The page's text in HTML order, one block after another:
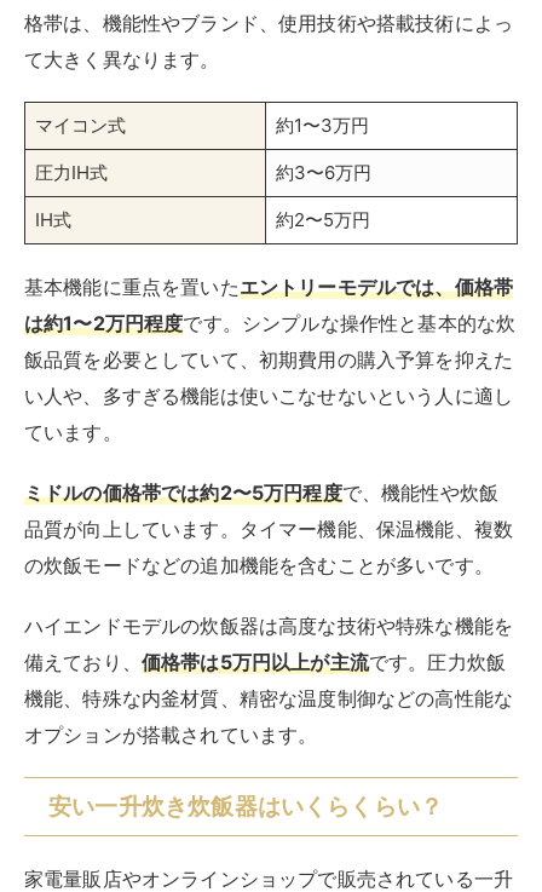
格帯は、機能性やブランド、使用技術や搭載技術によっ
て大きく異なります。
マイコン式 約1〜3万円
圧力IH式 約3〜6万円
IH式 約2〜5万円
基本機能に重点を置いたエントリーモデルでは、価格帯
は約1〜2万円程度です。シンプルな操作性と基本的な炊
飯品質を必要としていて、初期費用の購入予算を抑えた
い人や、多すぎる機能は使いこなせないという人に適し
ています。
ミドルの価格帯では約2〜5万円程度で、機能性や炊飯
品質が向上しています。タイマー機能、保温機能、複数
の炊飯モードなどの追加機能を含むことが多いです。
ハイエンドモデルの炊飯器は高度な技術や特殊な機能を
備えており、 価格帯は5万円以上が主流です。圧力炊飯
機能、特殊な内釜材質、精密な温度制御などの高性能な
オプションが搭載されています。
安い一升炊き炊飯器はいくらくらい？
家電量販店やオンラインショップで販売されている一升